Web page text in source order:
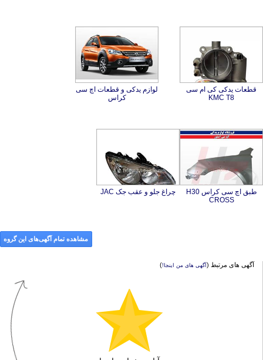
قطعات یدکی کی ام سی
KMC T8
لوازم یدکی و قطعات اچ سی
کراس
طبق اچ سی کراس H30
CROSS
چراغ جلو و عقب جک JAC
مشاهده تمام آگهی‌های این گروه
آگهی های مرتبط (آگهی های من اینجا!)